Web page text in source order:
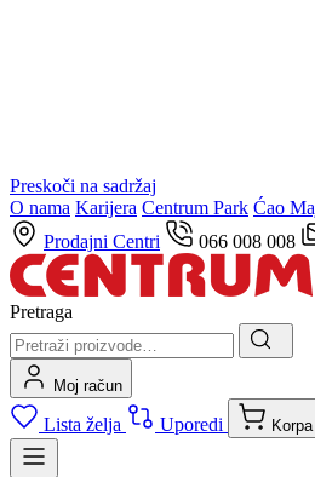
Preskoči na sadržaj
O nama Karijera Centrum Park Ćao
Prodajni Centri
066 008 008
Pretraga
Moj račun
Lista želja Uporedi Korpa